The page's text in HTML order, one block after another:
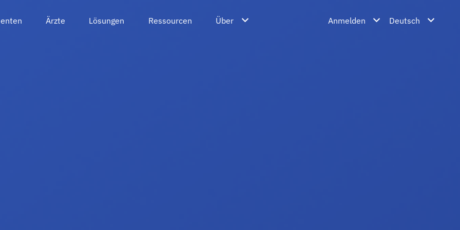
Ärzte Lösungen Ressourcen Über Anmelden Deutsch